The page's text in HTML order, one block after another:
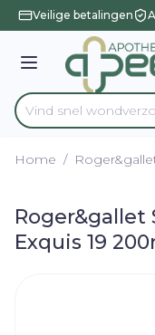
Ga naar de inhoud
1 van 1
Veilige betalingen
Menu
Product, merk,
Vind snel
Home /
Roger&gallet
Exquis 19